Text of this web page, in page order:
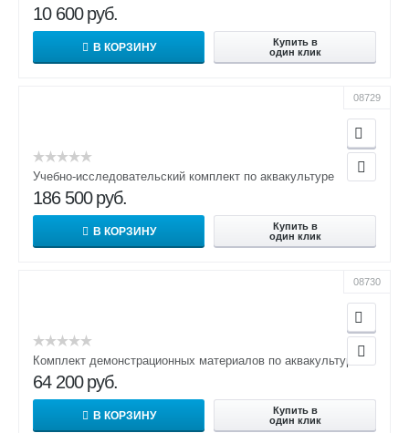
10 600 руб.
В КОРЗИНУ
Купить в
один клик
08729
Учебно-исследовательский комплект по аквакультуре
186 500 руб.
В КОРЗИНУ
Купить в
один клик
08730
Комплект демонстрационных материалов по аквакультуре
64 200 руб.
В КОРЗИНУ
Купить в
один клик